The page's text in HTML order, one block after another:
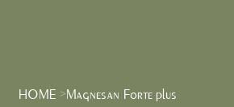
HOME > Magnesan Forte plus